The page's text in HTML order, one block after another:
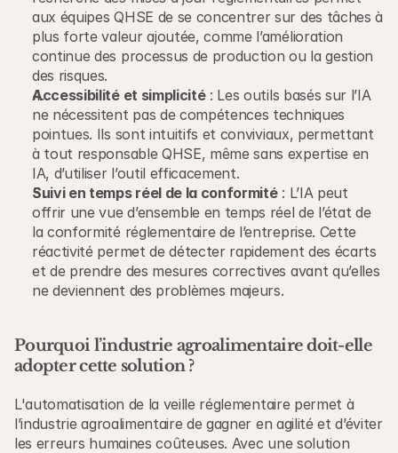
aux équipes QHSE de se concentrer sur des tâches à
plus forte valeur ajoutée, comme l’amélioration
continue des processus de production ou la gestion
des risques.
Accessibilité et simplicité : Les outils basés sur l’IA
ne nécessitent pas de compétences techniques
pointues. Ils sont intuitifs et conviviaux, permettant
à tout responsable QHSE, même sans expertise en
IA, d’utiliser l’outil efficacement.
Suivi en temps réel de la conformité : L’IA peut
offrir une vue d’ensemble en temps réel de l’état de
la conformité réglementaire de l’entreprise. Cette
réactivité permet de détecter rapidement des écarts
et de prendre des mesures correctives avant qu’elles
ne deviennent des problèmes majeurs.
Pourquoi l’industrie agroalimentaire doit-elle
adopter cette solution ?
L'automatisation de la veille réglementaire permet à
l’industrie agroalimentaire de gagner en agilité et d’éviter
les erreurs humaines coûteuses. Avec une solution